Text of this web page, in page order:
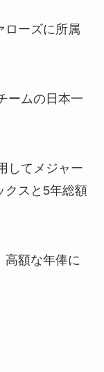
ローズに所属
ームの日本一
してメジャー
クスと5年総額
高額な年俸に